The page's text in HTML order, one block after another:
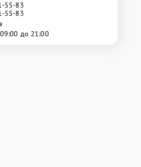
55-83
55-83
до 21:00